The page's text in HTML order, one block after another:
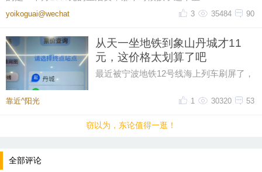
提示：回复之后就能看到红包，点击下方“开”即可领
取红包~
晚8点红包规则看这里
• 福利时间
yoikoguai@wechat 90
35484
3
从天一坐地铁到象山丹城才11
元，这价格太划算了吧
最近被宁波地铁12号线海上列车刷屏了，
从天一广场坐到象山丹城是11晕
靠近^阳光 53
30320
1
窃以为，东论值得一逛！
全部评论